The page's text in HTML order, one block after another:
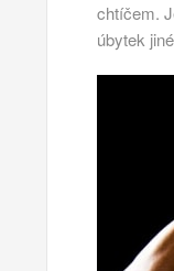
chtíčem.
úbytek